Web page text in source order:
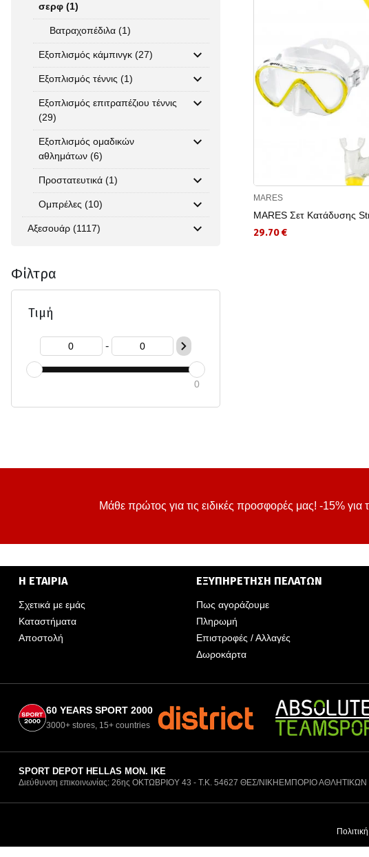
σερφ (1)
Βατραχοπέδιλα (1)
Εξοπλισμός κάμπινγκ (27)
Εξοπλισμός τέννις (1)
Εξοπλισμός επιτραπέζιου τέννις
(29)
Εξοπλισμός ομαδικών
αθλημάτων (6)
Προστατευτικά (1)
Ομπρέλες (10)
Αξεσουάρ (1117)
Φίλτρα
Τιμή
-
0
MARES
MARES Σετ Κατάδυσης
29.70 €
Μάθε πρώτος για τις ειδικές προσφορές μας! -15%
Η ΕΤΑΙΡΙΑ
Σχετικά με εμάς
Καταστήματα
Αποστολή
ΕΞΥΠΗΡΕΤΗΣΗ ΠΕΛΑΤΩΝ
Πως αγοράζουμε
Πληρωμή
Επιστροφές / Αλλαγές
Δωροκάρτα
60 YEARS SPORT 2000
3000+ stores, 15+ countries
SPORT DEPOT HELLAS ΜΟΝ. ΙΚΕ
Διεύθυνση επικοινωνίας: 26ης ΟΚΤΩΒΡΙΟΥ 43 - Τ.Κ. 54627 ΘΕΣ/ΝΙΚΗ ΕΜΠΟΡΙΟ ΑΘΛΗΤΙΚΩΝ